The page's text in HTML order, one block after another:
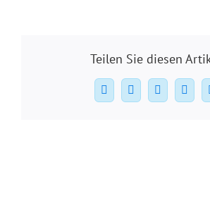
Teilen Sie diesen
Facebook
X WhatsApp